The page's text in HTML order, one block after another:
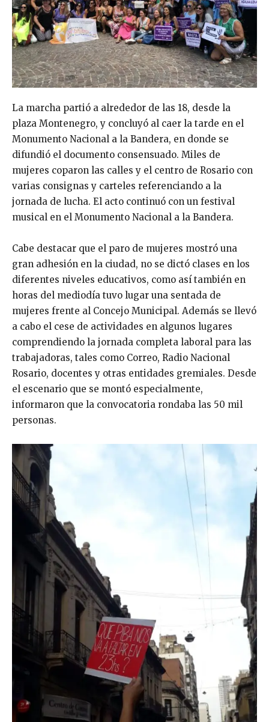
La marcha partió a alrededor de las 18, desde la
plaza Montenegro, y concluyó al caer la tarde en el
Monumento Nacional a la Bandera, en donde se
difundió el documento consensuado. Miles de
mujeres coparon las calles y el centro de Rosario con
varias consignas y carteles referenciando a la
jornada de lucha. El acto continuó con un festival
musical en el Monumento Nacional a la Bandera.
Cabe destacar que el paro de mujeres mostró una
gran adhesión en la ciudad, no se dictó clases en los
diferentes niveles educativos, como así también en
horas del mediodía tuvo lugar una sentada de
mujeres frente al Concejo Municipal. Además se llevó
a cabo el cese de actividades en algunos lugares
comprendiendo la jornada completa laboral para las
trabajadoras, tales como Correo, Radio Nacional
Rosario, docentes y otras entidades gremiales. Desde
el escenario que se montó especialmente,
informaron que la convocatoria rondaba las 50 mil
personas.